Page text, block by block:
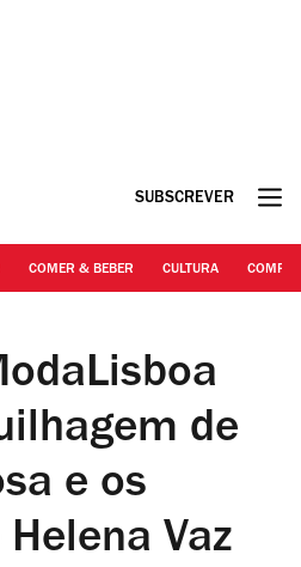
SUBSCREVER
COMER & BEBER CULTURA
de
e os
Vaz